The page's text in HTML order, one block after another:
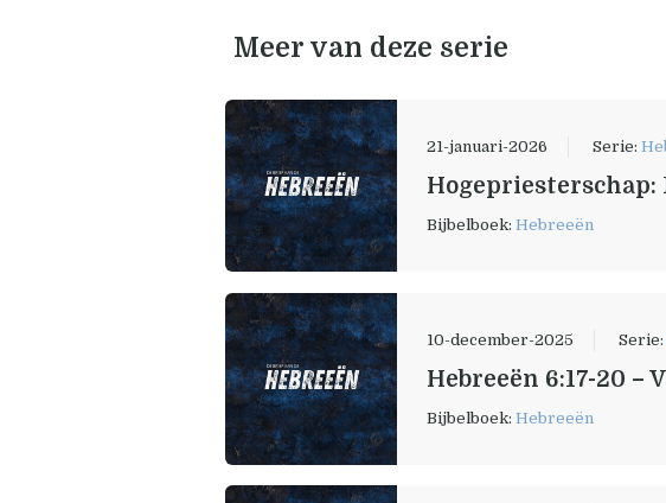
Meer van deze serie
21-januari-2026 Serie:
Bijbelboek:Hebreeën
10-december-2025
Hebreeën 6:17-20 –
Bijbelboek:Hebreeën